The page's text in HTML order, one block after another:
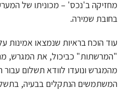
מחזיקה ב'נכס' – מכוניתו של
בחובת שמירה.
עוד הוכח בראיות שנמצאו
"המרשתות" כביכול, את המגרש,
מהמגרש ונועדו לוודא תשלום עבור
המשתמשים הנתקלים בבעיה,